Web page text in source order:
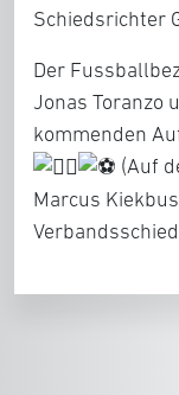
Schiedsrichter
Der
Jonas Toranzo
kommenden
(Auf
Marcus